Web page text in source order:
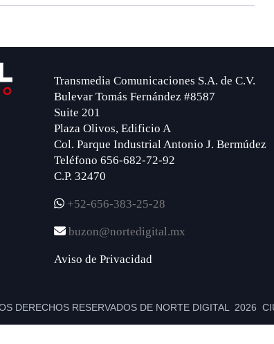
Transmedia Comunicaciones S.A. de C.V.
Bulevar Tomás Fernández #8587
Suite 201
Plaza Olivos, Edificio A
Col. Parque Industrial Antonio J. Bermúdez
Teléfono 656-682-72-92
C.P. 32470
+52-656-383-25-28
buzon@nortedigital.mx
Aviso de Privacidad
DERECHOS RESERVADOS DE NORTE DIGITAL 2026